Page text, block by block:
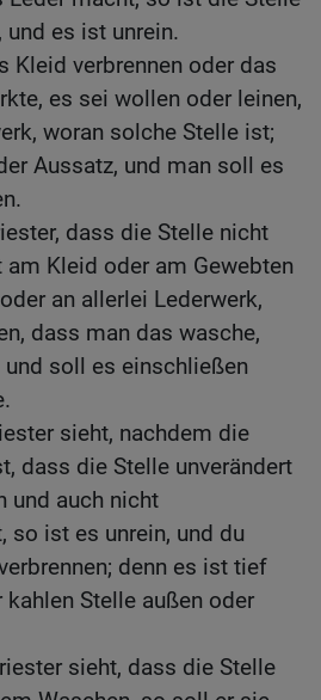
es ist unrein.
Kleid verbrennen oder das
es sei wollen oder leinen,
woran solche Stelle ist;
Aussatz, und man soll es
dass die Stelle nicht
Kleid oder am Gewebten
an allerlei Lederwerk,
dass man das wasche,
soll es einschließen
sieht, nachdem die
dass die Stelle unverändert
und auch nicht
so ist es unrein, und du
denn es ist tief
Stelle außen oder
sieht, dass die Stelle